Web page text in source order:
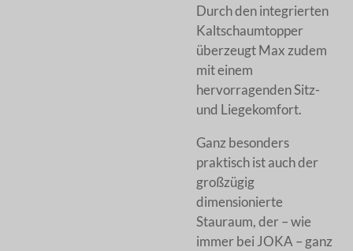
Durch den integrierten
Kaltschaumtopper
überzeugt Max zudem
mit einem
hervorragenden Sitz-
und Liegekomfort.
Ganz besonders
praktisch ist auch der
großzügig
dimensionierte
Stauraum, der – wie
immer bei JOKA – ganz